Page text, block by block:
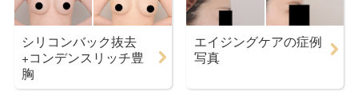
シリコンバック抜去
+コンデンスリッチ豊
胸
エイジングケアの症例
写真